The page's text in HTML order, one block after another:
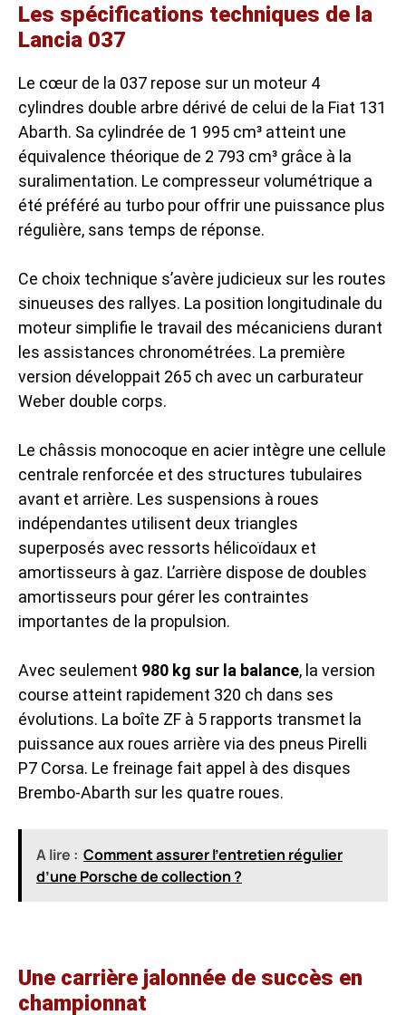
Les spécifications techniques de la
Lancia 037
Le cœur de la 037 repose sur un moteur 4
cylindres double arbre dérivé de celui de la Fiat 131
Abarth. Sa cylindrée de 1 995 cm³ atteint une
équivalence théorique de 2 793 cm³ grâce à la
suralimentation. Le compresseur volumétrique a
été préféré au turbo pour offrir une puissance plus
régulière, sans temps de réponse.
Ce choix technique s’avère judicieux sur les routes
sinueuses des rallyes. La position longitudinale du
moteur simplifie le travail des mécaniciens durant
les assistances chronométrées. La première
version développait 265 ch avec un carburateur
Weber double corps.
Le châssis monocoque en acier intègre une cellule
centrale renforcée et des structures tubulaires
avant et arrière. Les suspensions à roues
indépendantes utilisent deux triangles
superposés avec ressorts hélicoïdaux et
amortisseurs à gaz. L’arrière dispose de doubles
amortisseurs pour gérer les contraintes
importantes de la propulsion.
Avec seulement 980 kg sur la balance, la version
course atteint rapidement 320 ch dans ses
évolutions. La boîte ZF à 5 rapports transmet la
puissance aux roues arrière via des pneus Pirelli
P7 Corsa. Le freinage fait appel à des disques
Brembo-Abarth sur les quatre roues.
A lire : Comment assurer l'entretien régulier
d’une Porsche de collection ?
Une carrière jalonnée de succès en
championnat